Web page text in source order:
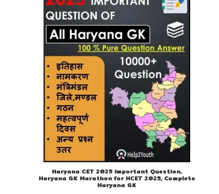
Haryana CET 2025 Important Question,
Haryana GK Marathon for HCET 2025, Complete
Haryana GK